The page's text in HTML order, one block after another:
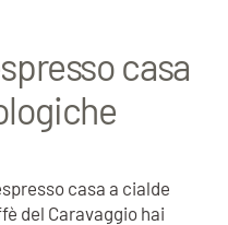
casa
casa a cialde
del Caravaggio hai